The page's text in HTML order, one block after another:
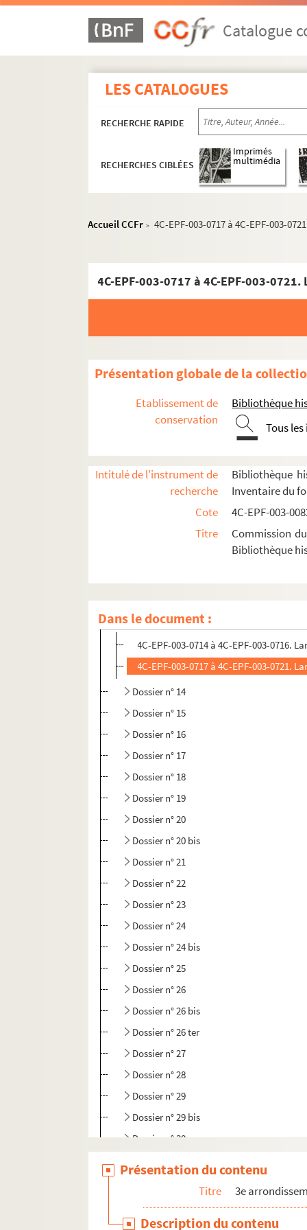
Catalogue
LES CATALOGUES
RECHERCHE RAPIDE
RECHERCHES CIBLÉES
Imprimés
multimédia
Accueil CCFr > 4C-EPF-003-0717 à 4C-EPF-003-
Présentation globale de la
Etablissement de
conservation
Bibliothèque
Tous
Intitulé de l'instrument de
recherche
Bibliothèque
Inventaire du
Cote
4C-EPF-003-
Titre
Commission
Bibliothèque
Dans le document :
2e arrondissement
3e arrondissement
Dossier n° 2
Dossier n° 3
Dossier n° 4
Dossier n° 5
Dossier n° 7
Dossier n° 8
Dossier n° 12
Dossier n° 13
4C-EPF-003-0714 à 4C-EPF-003-0716.
4C-EPF-003-0717 à 4C-EPF-003-0721.
Dossier n° 14
Dossier n° 15
Dossier n° 16
Dossier n° 17
Dossier n° 18
Dossier n° 19
Dossier n° 20
Dossier n° 20 bis
Dossier n° 21
Dossier n° 22
Dossier n° 23
Dossier n° 24
Dossier n° 24 bis
Dossier n° 25
Dossier n° 26
Dossier n° 26 bis
Dossier n° 26 ter
Dossier n° 27
Dossier n° 28
Dossier n° 29
Dossier n° 29 bis
Dossier n° 30
Dossier n° 33
Présentation du contenu
Titre 3e
Description du contenu